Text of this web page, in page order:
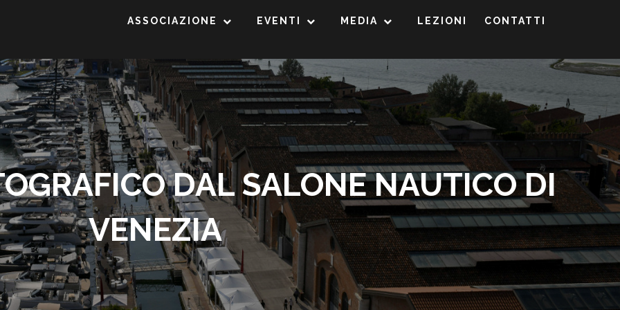
ASSOCIAZIONE EVENTI MEDIA LEZIONI CONTATTI
DAL SALONE NAUTICO DI
VENEZIA